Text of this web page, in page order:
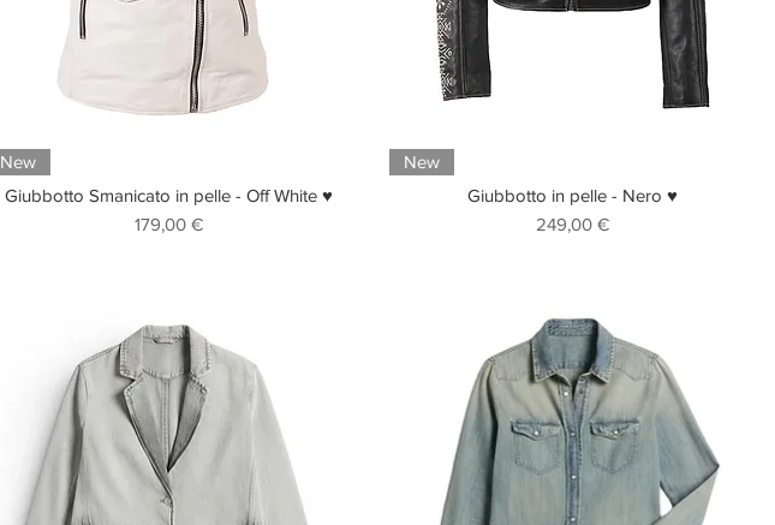
New
Giubbotto Smanicato in pelle - Off White ♥
Prezzo
179,00 €
New
Giubbotto in pelle - Nero ♥
Prezzo
249,00 €